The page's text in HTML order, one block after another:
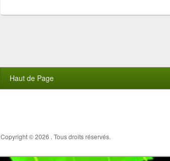
Haut de Page
Copyright © 2026 . Tous droits réservés.